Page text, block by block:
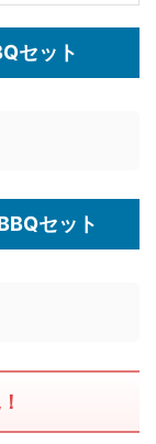
セット
セット